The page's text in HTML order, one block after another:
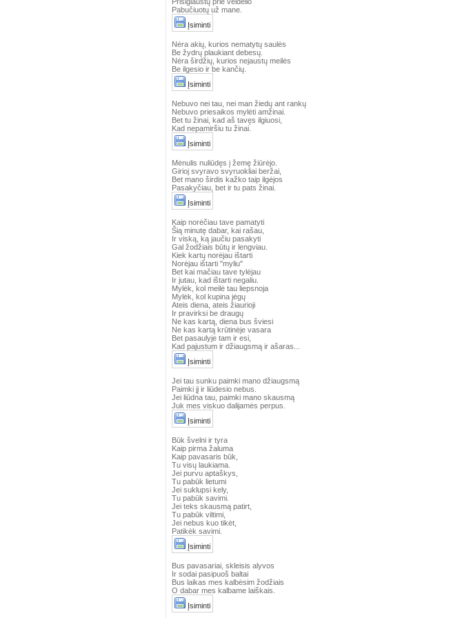
Pabučiuotų už mane.
Įsiminti
Nėra akių, kurios nematytų saulės
Be žydrų plaukiant debesų.
Nėra širdžių, kurios nejaustų meilės
Be ilgesio ir be kančių.
Įsiminti
Nebuvo nei tau, nei man žiedų ant rankų
Nebuvo priesaikos mylėti amžinai.
Bet tu žinai, kad aš tavęs ilgiuosi,
Kad nepamiršiu tu žinai.
Įsiminti
Mėnulis nuliūdęs į žemę žiūrėjo.
Girioj svyravo svyruokliai beržai,
Bet mano širdis kažko taip ilgėjos
Pasakyčiau, bet ir tu pats žinai.
Įsiminti
Kaip norėčiau tave pamatyti
Šią minutę dabar, kai rašau,
Ir viską, ką jaučiu pasakyti
Gal žodžiais būtų ir lengviau.
Kiek kartų norėjau ištarti
Norėjau ištarti "myliu"
Bet kai mačiau tave tylėjau
Ir jutau, kad ištarti negaliu.
Mylėk, kol meilė tau liepsnoja
Mylėk, kol kupina jėgų
Ateis diena, ateis žiaurioji
Ir pravirksi be draugų
Ne kas kartą, diena bus šviesi
Ne kas kartą krūtinėje vasara
Bet pasaulyje tam ir esi,
Kad pajustum ir džiaugsmą ir ašaras...
Įsiminti
Jei tau sunku paimki mano džiaugsmą
Paimki jį ir liūdesio nebus.
Jei liūdna tau, paimki mano skausmą
Juk mes viskuo dalijamės perpus.
Įsiminti
Būk švelni ir tyra
Kaip pirma žaluma
Kaip pavasaris būk,
Tu visų laukiama.
Jei purvu aptaškys,
Tu pabūk lietumi
Jei suklupsi kely,
Tu pabūk savimi.
Jei teks skausmą patirt,
Tu pabūk viltimi,
Jei nebus kuo tikėt,
Patikėk savimi.
Įsiminti
Bus pavasariai, skleisis alyvos
Ir sodai pasipuoš baltai
Bus laikas mes kalbėsim žodžiais
O dabar mes kalbame laiškais.
Įsiminti